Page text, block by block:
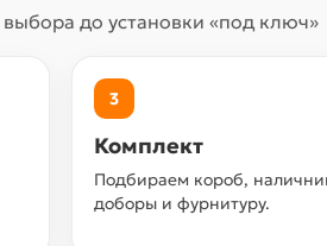
до установки «под ключ»
3
Комплект
Подбираем короб,
доборы и фурнитуру.